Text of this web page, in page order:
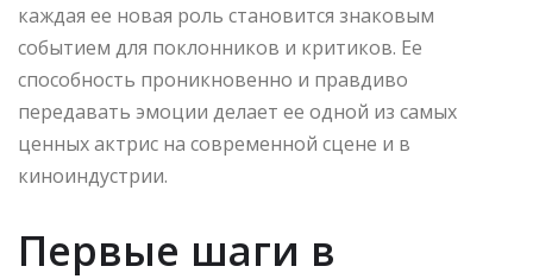
каждая ее новая роль становится знаковым
событием для поклонников и критиков. Ее
способность проникновенно и правдиво
передавать эмоции делает ее одной из самых
ценных актрис на современной сцене и в
киноиндустрии.
Первые шаги в